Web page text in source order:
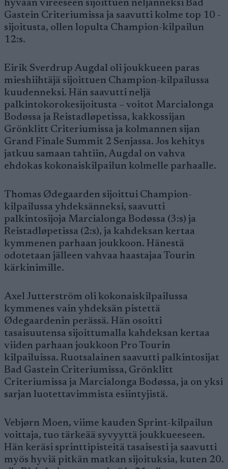
hyvään vireeseen sijoittuen neljänneksi Bad
Gastein Criteriumissa ja saavutti kolme top 10 -
sijoitusta, ollen lopulta Champion-kilpailun
12:s.
Eirik Sverdrup Augdal oli joukkueen paras
mieshiihtäjä sijoittuen Champion-kilpailussa
kuudenneksi. Hän saavutti neljä
palkintokorokesijoitusta – voitot Marcialonga
Bodøssa ja Reistadløpetissa, kakkossijan
Grönklitt Criteriumissa ja kolmannen sijan
Grand Finale Summit 2 Senjassa. Jos kehitys
jatkuu samaan tahtiin, Augdal on vahva
ehdokas kokonaiskilpailun kolmelle parhaalle.
Thomas Ødegaarden sijoittui Champion-
kilpailussa yhdeksänneksi, saavutti
palkintosijoja Marcialonga Bodøssa (3:s) ja
Reistadløpetissa (2:s), ja kahdeksan kertaa
kymmenen parhaan joukkoon. Hänestä
odotetaan jälleen vahvaa haastajaa Tourin
kärkinimille.
Axel Jutterström oli kokonaiskilpailussa
kymmenes vain yhdeksän pistettä
Ødegaardenin perässä. Hän osoitti
tasaisuutensa sijoittumalla kahdeksan kertaa
viiden parhaan joukkoon Pro Tourin
kilpailuissa. Ruotsalainen saavutti palkintosijat
Bad Gastein Criteriumissa, Grönklitt
Criteriumissa ja Marcialonga Bodøssa, ja on yksi
sarjan luotettavimmista esiintyjistä.
Vebjørn Moen, viime kauden Sprint-kilpailun
voittaja, tuo tärkeää syvyyttä joukkueeseen.
Hän keräsi sprinttipisteitä tasaisesti ja saavutti
myös hyviä pitkän matkan sijoituksia, kuten 20.